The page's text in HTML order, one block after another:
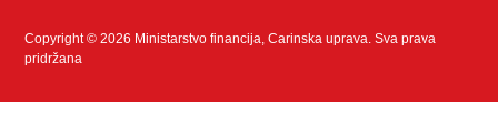
Copyright © 2026 Ministarstvo financija, Carinska uprava. Sva prava
pridržana